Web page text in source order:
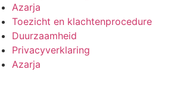
Azarja
Toezicht en klachtenprocedure
Duurzaamheid
Privacyverklaring
Azarja